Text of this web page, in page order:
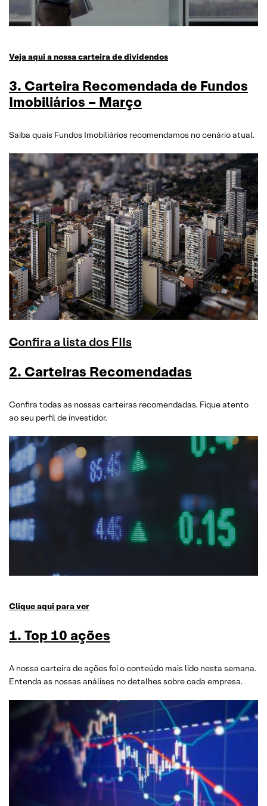
Veja aqui a nossa carteira de dividendos
3. Carteira Recomendada de Fundos
Imobiliários – Março
Saiba quais Fundos Imobiliários recomendamos no cenário atual.
Confira a lista dos FIIs
2. Carteiras Recomendadas
Confira todas as nossas carteiras recomendadas. Fique atento
ao seu perfil de investidor.
Clique aqui para ver
1. Top 10 ações
A nossa carteira de ações foi o conteúdo mais lido nesta semana.
Entenda as nossas análises no detalhes sobre cada empresa.